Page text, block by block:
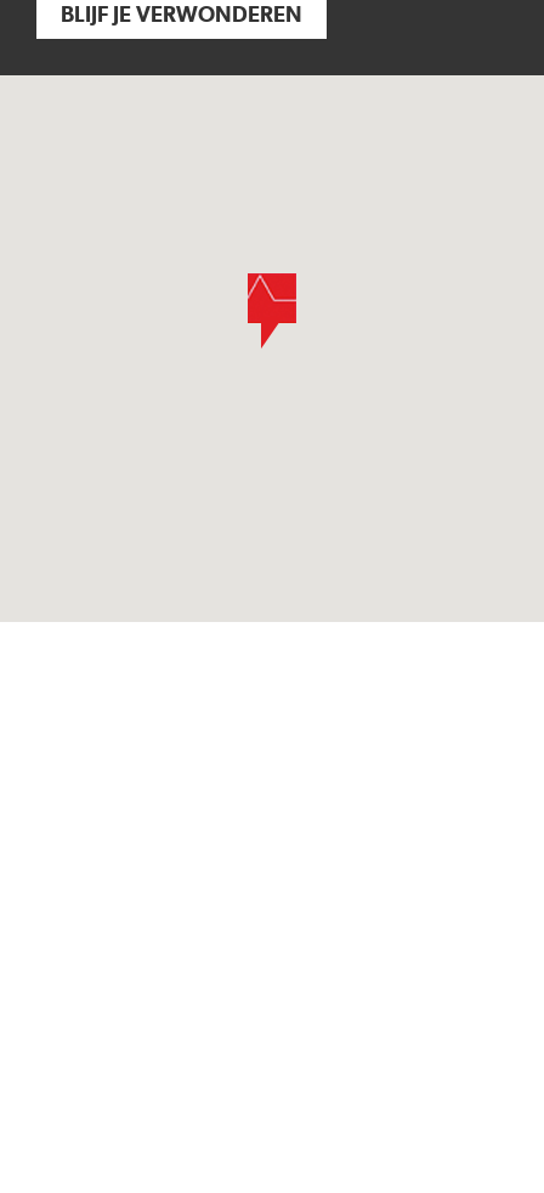
BLIJF JE VERWONDEREN